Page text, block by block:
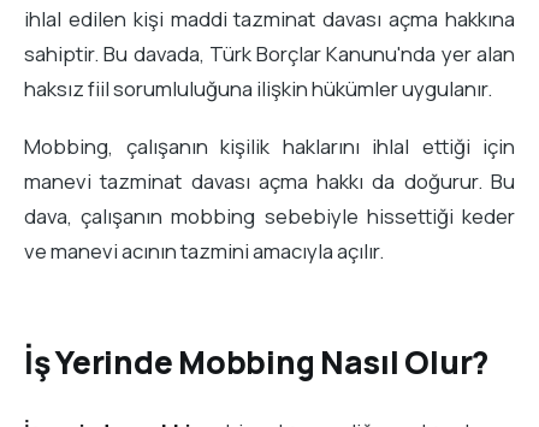
ihlal edilen kişi maddi tazminat davası açma hakkına
sahiptir. Bu davada, Türk Borçlar Kanunu'nda yer alan
haksız fiil sorumluluğuna ilişkin hükümler uygulanır.
Mobbing, çalışanın kişilik haklarını ihlal ettiği için
manevi tazminat davası açma hakkı da doğurur. Bu
dava, çalışanın mobbing sebebiyle hissettiği keder
ve manevi acının tazmini amacıyla açılır.
İş Yerinde Mobbing Nasıl Olur?